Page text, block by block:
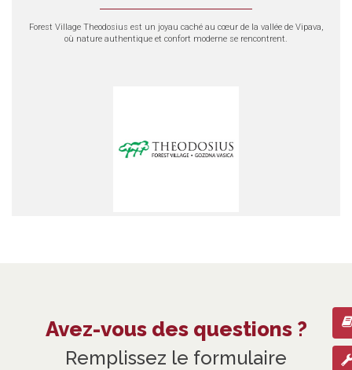
Forest Village Theodosius est un joyau caché au cœur de la vallée de Vipava,
où nature authentique et confort moderne se rencontrent.
Vrhpolje, Slovénie
Avez-vous des questions ?
Remplissez le formulaire